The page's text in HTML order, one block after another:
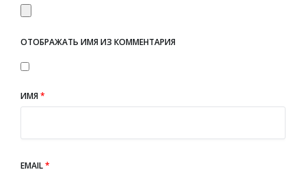
ОТОБРАЖАТЬ ИМЯ ИЗ КОММЕНТАРИЯ
ИМЯ*
EMAIL*